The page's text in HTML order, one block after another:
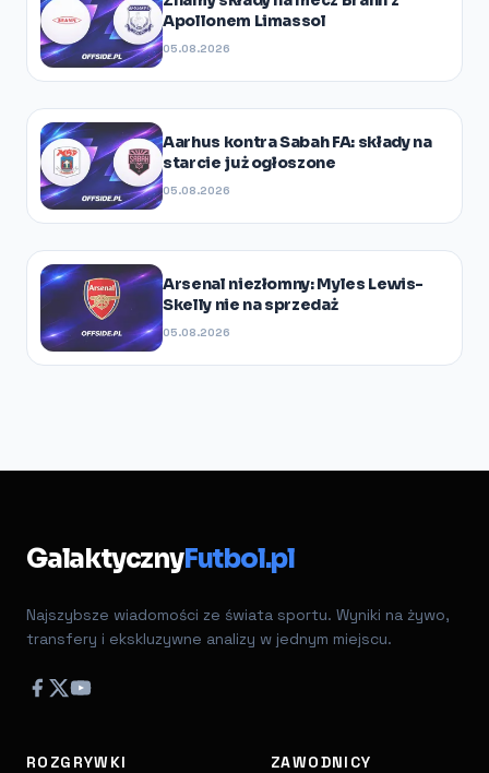
Apollonem Limassol
05.08.2026
Aarhus kontra Sabah FA: składy na
starcie już ogłoszone
05.08.2026
Arsenal niezłomny: Myles Lewis-
Skelly nie na sprzedaż
05.08.2026
GalaktycznyFutbol.pl
Najszybsze wiadomości ze świata sportu. Wyniki na żywo,
transfery i ekskluzywne analizy w jednym miejscu.
ROZGRYWKI ZAWODNICY